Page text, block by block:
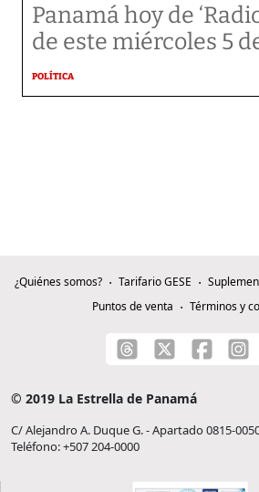
Panamá hoy de
de este miércoles 5
POLÍTICA
¿Quiénes somos? Tarifario GESE
Puntos de venta
Términos y
© 2019 La Estrella de Panamá
C/ Alejandro A. Duque G. - Apartado 0815-
Teléfono: +507 204-0000